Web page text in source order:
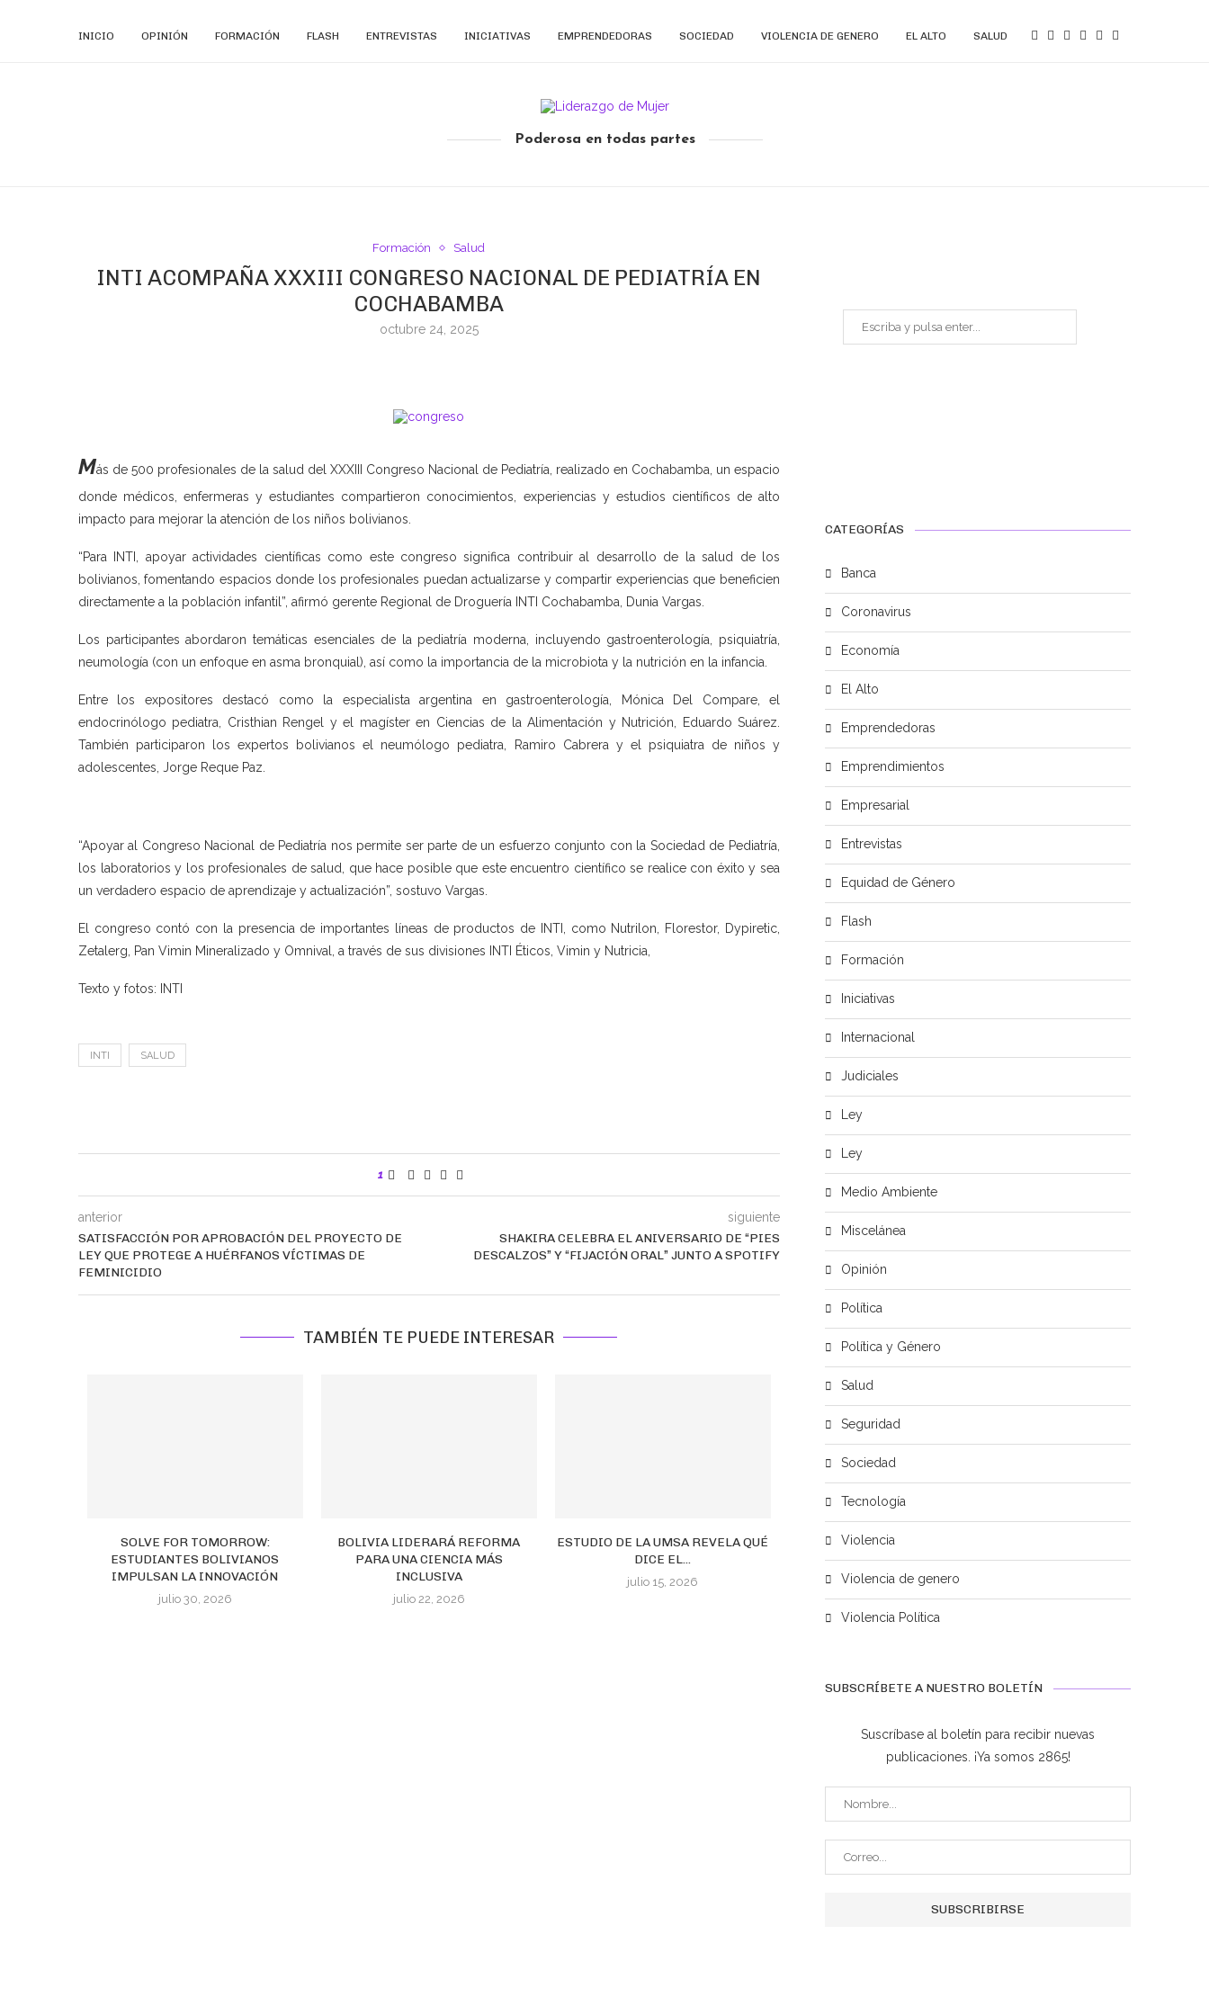
INICIO OPINIÓN FORMACIÓN FLASH ENTREVISTAS INICIATIVAS EMPRENDEDORAS SOCIEDAD VIOLENCIA DE GENERO EL ALTO SALUD
Poderosa en todas partes
Formación Salud
INTI ACOMPAÑA XXXIII CONGRESO NACIONAL DE PEDIATRÍA EN
COCHABAMBA
octubre 24, 2025
Más de 500 profesionales de la salud del XXXIII Congreso Nacional de Pediatría, realizado en Cochabamba, un espacio
donde médicos, enfermeras y estudiantes compartieron conocimientos, experiencias y estudios científicos de alto
impacto para mejorar la atención de los niños bolivianos.
“Para INTI, apoyar actividades científicas como este congreso significa contribuir al desarrollo de la salud de los
bolivianos, fomentando espacios donde los profesionales puedan actualizarse y compartir experiencias que beneficien
directamente a la población infantil”, afirmó gerente Regional de Droguería INTI Cochabamba, Dunia Vargas.
Los participantes abordaron temáticas esenciales de la pediatría moderna, incluyendo gastroenterología, psiquiatría,
neumología (con un enfoque en asma bronquial), así como la importancia de la microbiota y la nutrición en la infancia.
Entre los expositores destacó como la especialista argentina en gastroenterología, Mónica Del Compare, el
endocrinólogo pediatra, Cristhian Rengel y el magíster en Ciencias de la Alimentación y Nutrición, Eduardo Suárez.
También participaron los expertos bolivianos el neumólogo pediatra, Ramiro Cabrera y el psiquiatra de niños y
adolescentes, Jorge Reque Paz.
“Apoyar al Congreso Nacional de Pediatría nos permite ser parte de un esfuerzo conjunto con la Sociedad de Pediatría,
los laboratorios y los profesionales de salud, que hace posible que este encuentro científico se realice con éxito y sea
un verdadero espacio de aprendizaje y actualización”, sostuvo Vargas.
El congreso contó con la presencia de importantes líneas de productos de INTI, como Nutrilon, Florestor, Dypiretic,
Zetalerg, Pan Vimin Mineralizado y Omnival, a través de sus divisiones INTI Éticos, Vimin y Nutricia,
Texto y fotos: INTI
INTI SALUD
1
anterior
SATISFACCIÓN POR APROBACIÓN DEL PROYECTO DE
LEY QUE PROTEGE A HUÉRFANOS VÍCTIMAS DE
FEMINICIDIO
siguiente
SHAKIRA CELEBRA EL ANIVERSARIO DE “PIES
DESCALZOS” Y “FIJACIÓN ORAL” JUNTO A SPOTIFY
TAMBIÉN TE PUEDE INTERESAR
SOLVE FOR TOMORROW:
ESTUDIANTES BOLIVIANOS
IMPULSAN LA INNOVACIÓN
julio 30, 2026
BOLIVIA LIDERARÁ REFORMA
PARA UNA CIENCIA MÁS
INCLUSIVA
julio 22, 2026
ESTUDIO DE LA UMSA REVELA QUÉ
DICE EL...
julio 15, 2026
CATEGORÍAS
Banca
Coronavirus
Economía
El Alto
Emprendedoras
Emprendimientos
Empresarial
Entrevistas
Equidad de Género
Flash
Formación
Iniciativas
Internacional
Judiciales
Ley
Ley
Medio Ambiente
Miscelánea
Opinión
Política
Política y Género
Salud
Seguridad
Sociedad
Tecnología
Violencia
Violencia de genero
Violencia Política
SUBSCRÍBETE A NUESTRO BOLETÍN
Suscríbase al boletín para recibir nuevas
publicaciones. ¡Ya somos 2865!